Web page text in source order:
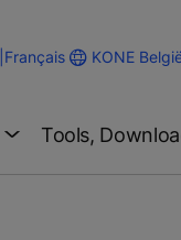
Français KONE
Tools,